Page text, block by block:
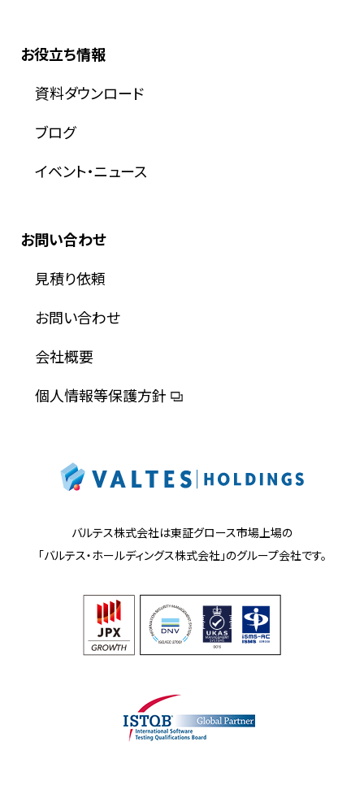
お役立ち情報
資料ダウンロード
ブログ
イベント・ニュース
お問い合わせ
見積り依頼
お問い合わせ
会社概要
個人情報等保護方針
バルテス株式会社は東証グロース市場上場の
「バルテス・ホールディングス株式会社」のグループ会社です。